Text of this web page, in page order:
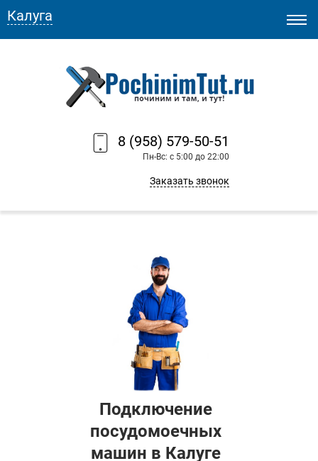
8 (958) 579-50-51
Пн-Вс: с 5:00 до 22:00
Заказать звонок
Калуга
Подключение
посудомоечных
машин в Калуге